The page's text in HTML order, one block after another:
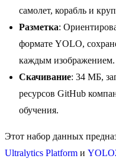
самолет, корабль и
Разметка:
формате YOLO,
каждым изображением.
Скачивание: 34 МБ,
ресурсов GitHub
обучения.
Этот набор данных
Ultralytics Platform и